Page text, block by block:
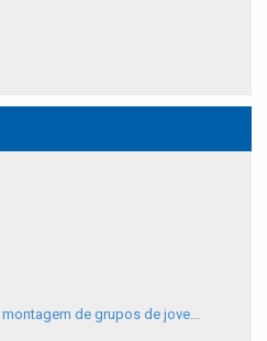
montagem de grupos de jove...